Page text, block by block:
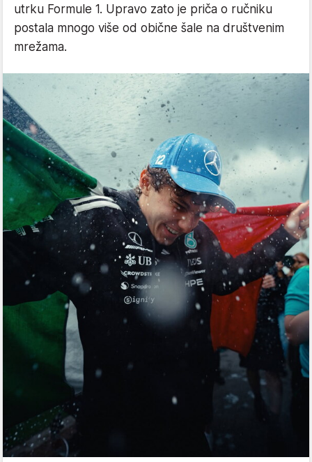
utrku Formule 1. Upravo zato je priča o ručniku
postala mnogo više od obične šale na društvenim
mrežama.